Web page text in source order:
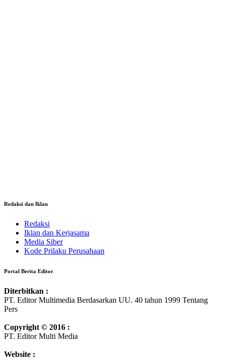
Redaksi dan Iklan
Redaksi
Iklan dan Kerjasama
Media Siber
Kode Prilaku Perusahaan
Portal Berita Editor
Diterbitkan :
PT. Editor Multimedia Berdasarkan UU. 40 tahun 1999 Tentang
Pers
Copyright © 2016 :
PT. Editor Multi Media
Website :